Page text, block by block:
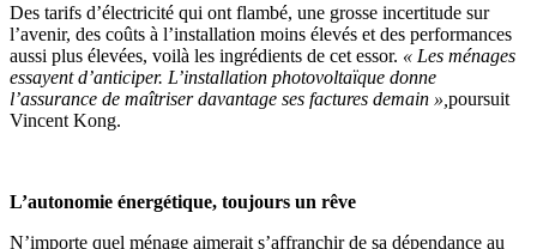
Des tarifs d’électricité qui ont flambé, une grosse incertitude sur
l’avenir, des coûts à l’installation moins élevés et des performances
aussi plus élevées, voilà les ingrédients de cet essor. « Les ménages
essayent d’anticiper. L’installation photovoltaïque donne
l’assurance de maîtriser davantage ses factures demain », poursuit
Vincent Kong.
L’autonomie énergétique, toujours un rêve
N’importe quel ménage aimerait s’affranchir de sa dépendance au